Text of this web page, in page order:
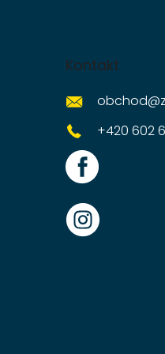
Kontakt
obchod@
+420 602